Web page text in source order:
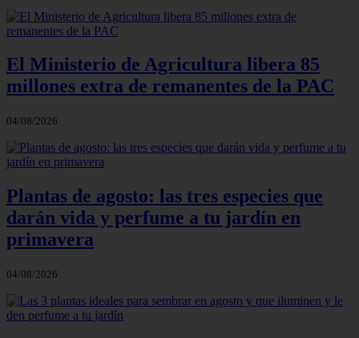
El Ministerio de Agricultura libera 85
millones extra de remanentes de la PAC
04/08/2026
Plantas de agosto: las tres especies que
darán vida y perfume a tu jardín en
primavera
04/08/2026